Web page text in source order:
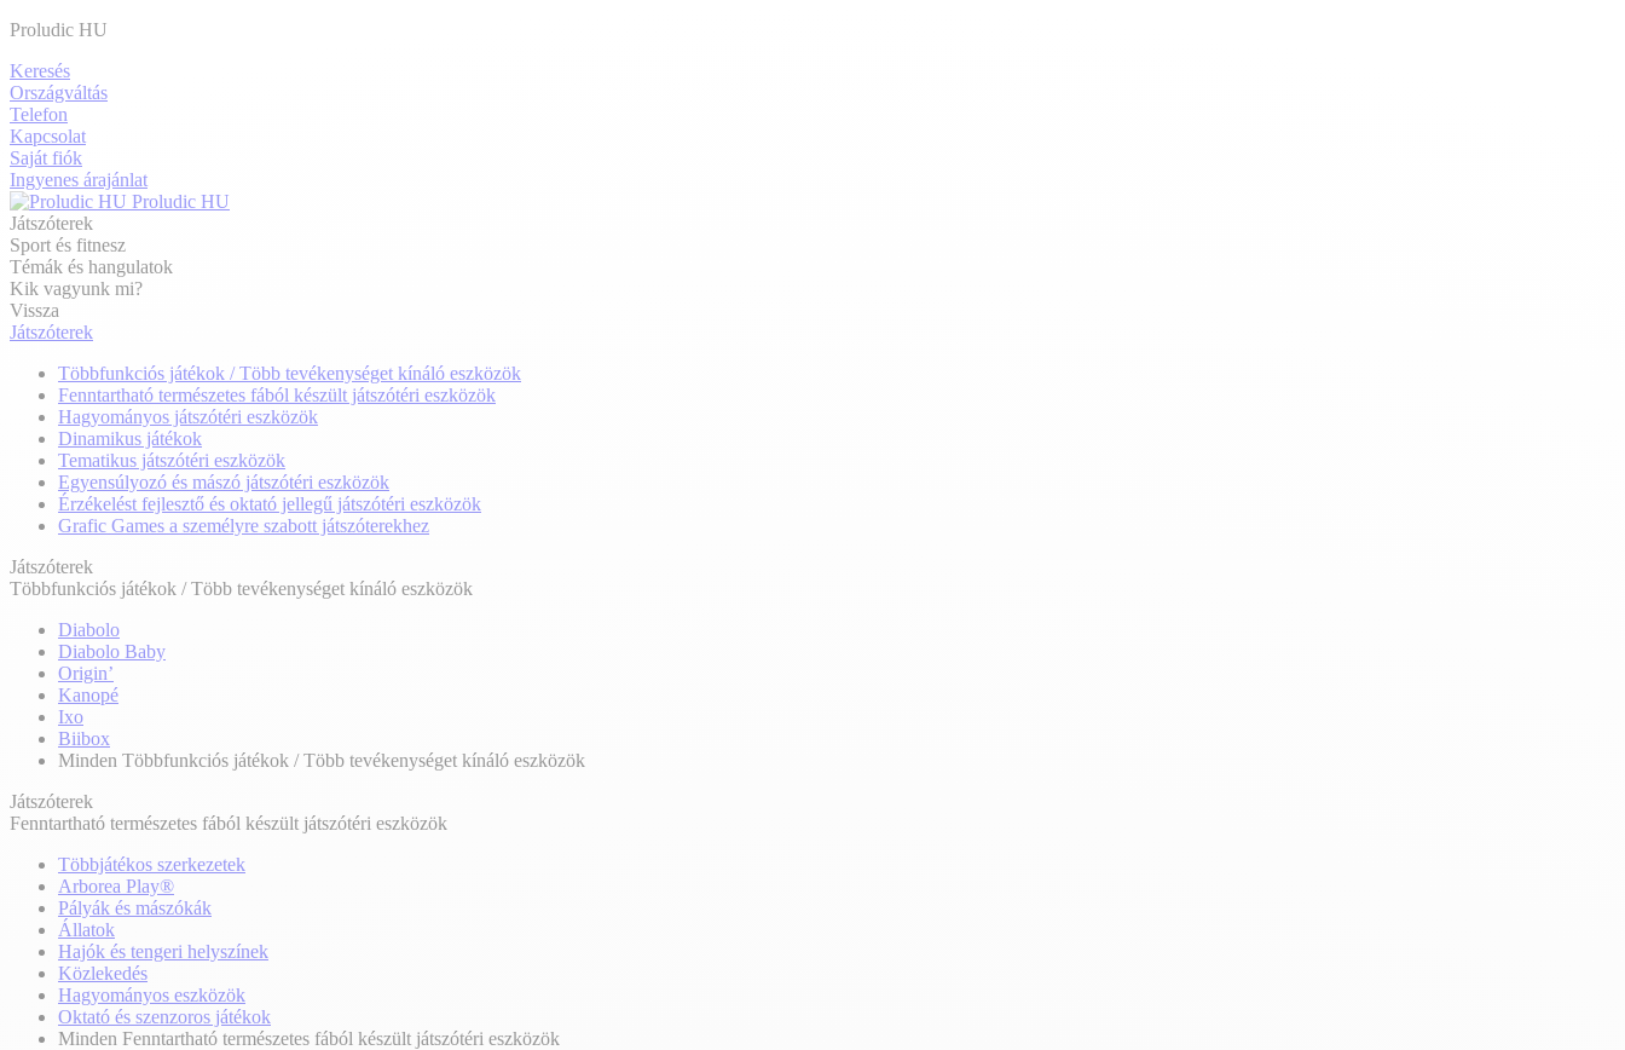
Proludic HU
Keresés
Országváltás
Telefon
Kapcsolat
Saját fiók
Ingyenes árajánlat
Proludic HU
Játszóterek
Sport és fitnesz
Témák és hangulatok
Kik vagyunk mi?
Vissza
Játszóterek
Többfunkciós játékok / Több tevékenységet kínáló eszközök
Fenntartható természetes fából készült játszótéri eszközök
Hagyományos játszótéri eszközök
Dinamikus játékok
Tematikus játszótéri eszközök
Egyensúlyozó és mászó játszótéri eszközök
Érzékelést fejlesztő és oktató jellegű játszótéri eszközök
Grafic Games a személyre szabott játszóterekhez
Játszóterek
Többfunkciós játékok / Több tevékenységet kínáló eszközök
Diabolo
Diabolo Baby
Origin’
Kanopé
Ixo
Biibox
Minden Többfunkciós játékok / Több tevékenységet kínáló eszközök
Játszóterek
Fenntartható természetes fából készült játszótéri eszközök
Többjátékos szerkezetek
Arborea Play®
Pályák és mászókák
Állatok
Hajók és tengeri helyszínek
Közlekedés
Hagyományos eszközök
Oktató és szenzoros játékok
Minden Fenntartható természetes fából készült játszótéri eszközök